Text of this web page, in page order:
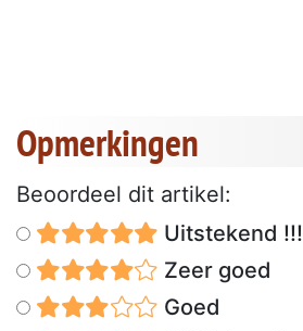
Opmerkingen
Beoordeel dit artikel:
Uitstekend !!!
Zeer goed
Goed